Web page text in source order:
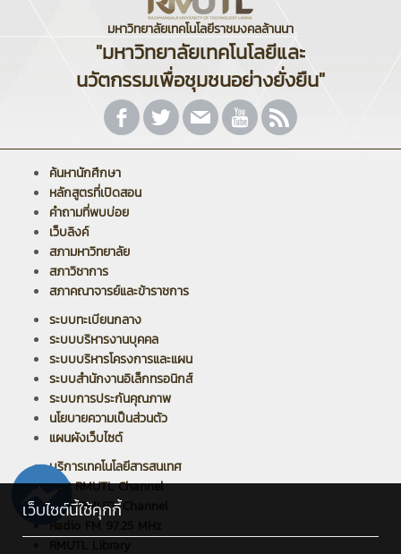
มหาวิทยาลัยเทคโนโลยีราชมงคลล้านนา
"มหาวิทยาลัยเทคโนโลยีและ
นวัตกรรมเพื่อชุมชนอย่างยั่งยืน"
ค้นหานักศึกษา
หลักสูตรที่เปิดสอน
คำถามที่พบบ่อย
เว็บลิงค์
สภามหาวิทยาลัย
สภาวิชาการ
สภาคณาจารย์และข้าราชการ
ระบบทะเบียนกลาง
ระบบบริหารงานบุคคล
ระบบบริหารโครงการและแผน
ระบบสำนักงานอิเล็กทรอนิกส์
ระบบการประกันคุณภาพ
นโยบายความเป็นส่วนตัว
แผนผังเว็บไซต์
บริการเทคโนโลยีสารสนเทศ
PPR RMUTL Channel
ARIT RMUTL Channel
Radio FM 97.25 MHz
เว็บไซต์นี้ใช้คุกกี้